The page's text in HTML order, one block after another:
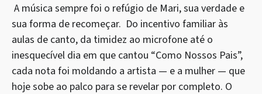
A música sempre foi o refúgio de Mari, sua verdade e
sua forma de recomeçar. Do incentivo familiar às
aulas de canto, da timidez ao microfone até o
inesquecível dia em que cantou “Como Nossos Pais”,
cada nota foi moldando a artista — e a mulher — que
hoje sobe ao palco para se revelar por completo. O